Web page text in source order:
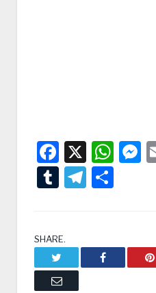
Facebook
X
Tumblr
SHARE.
Facebook
Email